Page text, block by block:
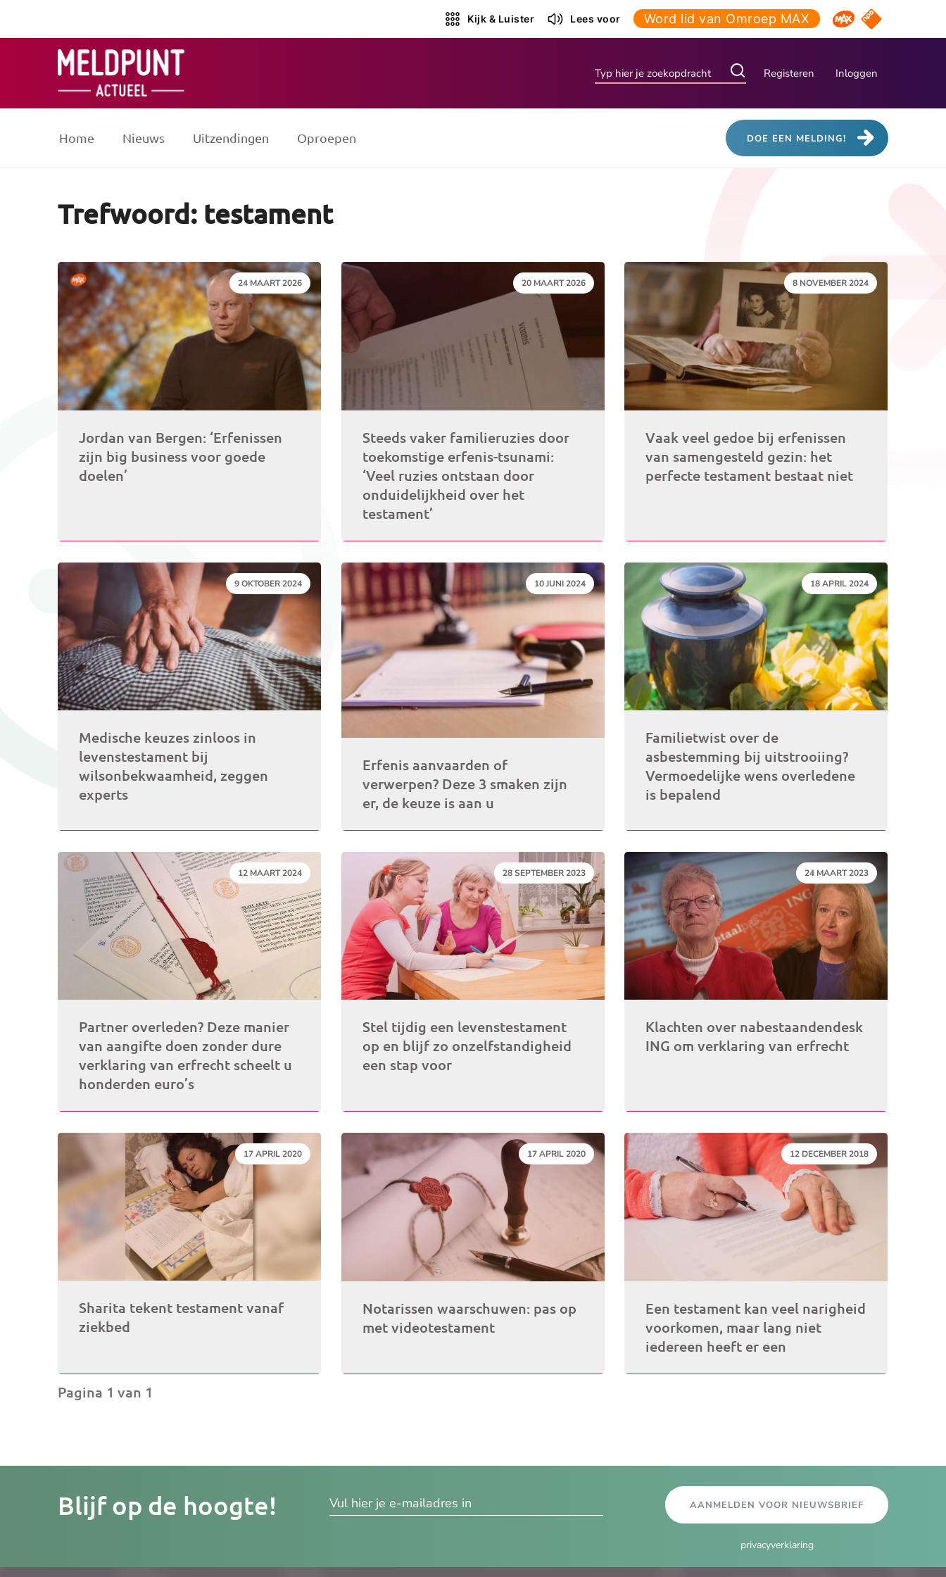
Kijk & Luister Lees voor Word lid van Omroep MAX Omroep MAX
NPO Start
Registeren Inloggen
Home Nieuws Uitzendingen Oproepen DOE EEN MELDING!
Trefwoord: testament
DATUM:
24 MAART 2026
Jordan van Bergen: ‘Erfenissen
zijn big business voor goede
doelen’
DATUM:
20 MAART 2026
Steeds vaker familieruzies door
toekomstige erfenis-tsunami:
‘Veel ruzies ontstaan door
onduidelijkheid over het
testament’
DATUM:
8 NOVEMBER 2024
Vaak veel gedoe bij erfenissen
van samengesteld gezin: het
perfecte testament bestaat niet
DATUM:
9 OKTOBER 2024
Medische keuzes zinloos in
levenstestament bij
wilsonbekwaamheid, zeggen
experts
DATUM:
10 JUNI 2024
Erfenis aanvaarden of
verwerpen? Deze 3 smaken zijn
er, de keuze is aan u
DATUM:
18 APRIL 2024
Familietwist over de
asbestemming bij uitstrooiing?
Vermoedelijke wens overledene
is bepalend
DATUM:
12 MAART 2024
Partner overleden? Deze manier
van aangifte doen zonder dure
verklaring van erfrecht scheelt u
honderden euro’s
DATUM:
28 SEPTEMBER 2023
Stel tijdig een levenstestament
op en blijf zo onzelfstandigheid
een stap voor
DATUM:
24 MAART 2023
Klachten over nabestaandendesk
ING om verklaring van erfrecht
DATUM:
17 APRIL 2020
Sharita tekent testament vanaf
ziekbed
DATUM:
17 APRIL 2020
Notarissen waarschuwen: pas op
met videotestament
DATUM:
12 DECEMBER 2018
Een testament kan veel narigheid
voorkomen, maar lang niet
iedereen heeft er een
Pagina 1 van 1
Blijf op de hoogte! AANMELDEN VOOR NIEUWSBRIEF
privacyverklaring